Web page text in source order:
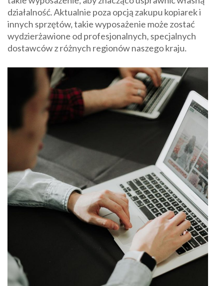
działalność. Aktualnie poza opcją zakupu kopiarek i
innych sprzętów, takie wyposażenie może zostać
wydzierżawione od profesjonalnych, specjalnych
dostawców z różnych regionów naszego kraju.